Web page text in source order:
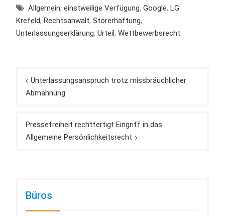
Allgemein, einstweilige Verfügung, Google, LG
Krefeld, Rechtsanwalt, Störerhaftung,
Unterlassungserklärung, Urteil, Wettbewerbsrecht
Unterlassungsanspruch trotz missbräuchlicher
Abmahnung
Pressefreiheit rechtfertigt Eingriff in das
Allgemeine Persönlichkeitsrecht
Büros